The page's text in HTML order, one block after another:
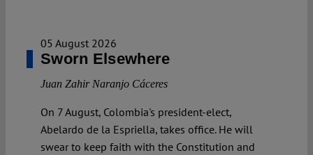
05 August 2026
Sworn Elsewhere
Juan Zahir Naranjo Cáceres
On 7 August, Colombia's president-elect,
Abelardo de la Espriella, takes office. He will
swear to keep faith with the Constitution and